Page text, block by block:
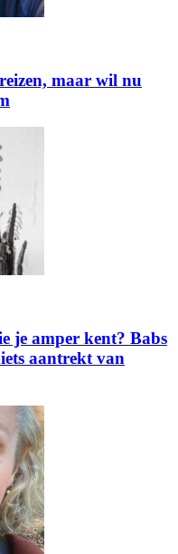
maar wil nu
je amper kent? Babs
aantrekt van